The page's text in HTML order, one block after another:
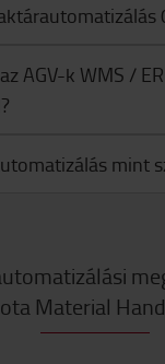
AGV-k WMS /
mint
Material